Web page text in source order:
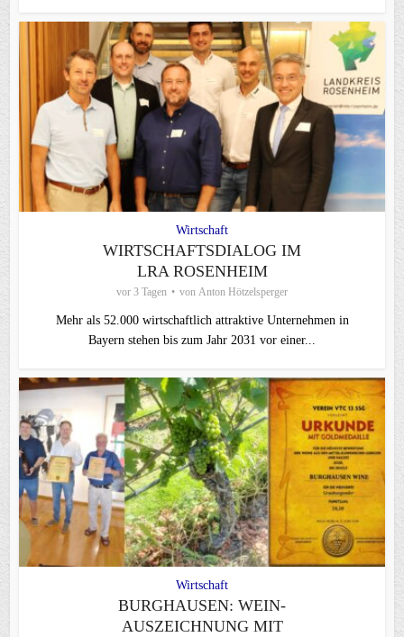
Wirtschaft
WIRTSCHAFTSDIALOG IM
LRA ROSENHEIM
vor 3 Tagen von Anton Hötzelsperger
Mehr als 52.000 wirtschaftlich attraktive Unternehmen in
Bayern stehen bis zum Jahr 2031 vor einer...
Wirtschaft
BURGHAUSEN: WEIN-
AUSZEICHNUNG MIT